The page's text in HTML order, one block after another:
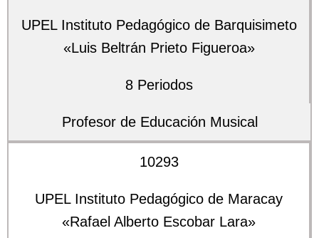
UPEL Instituto Pedagógico de Barquisimeto
«Luis Beltrán Prieto Figueroa»
8 Periodos
Profesor de Educación Musical
10293
UPEL Instituto Pedagógico de Maracay
«Rafael Alberto Escobar Lara»